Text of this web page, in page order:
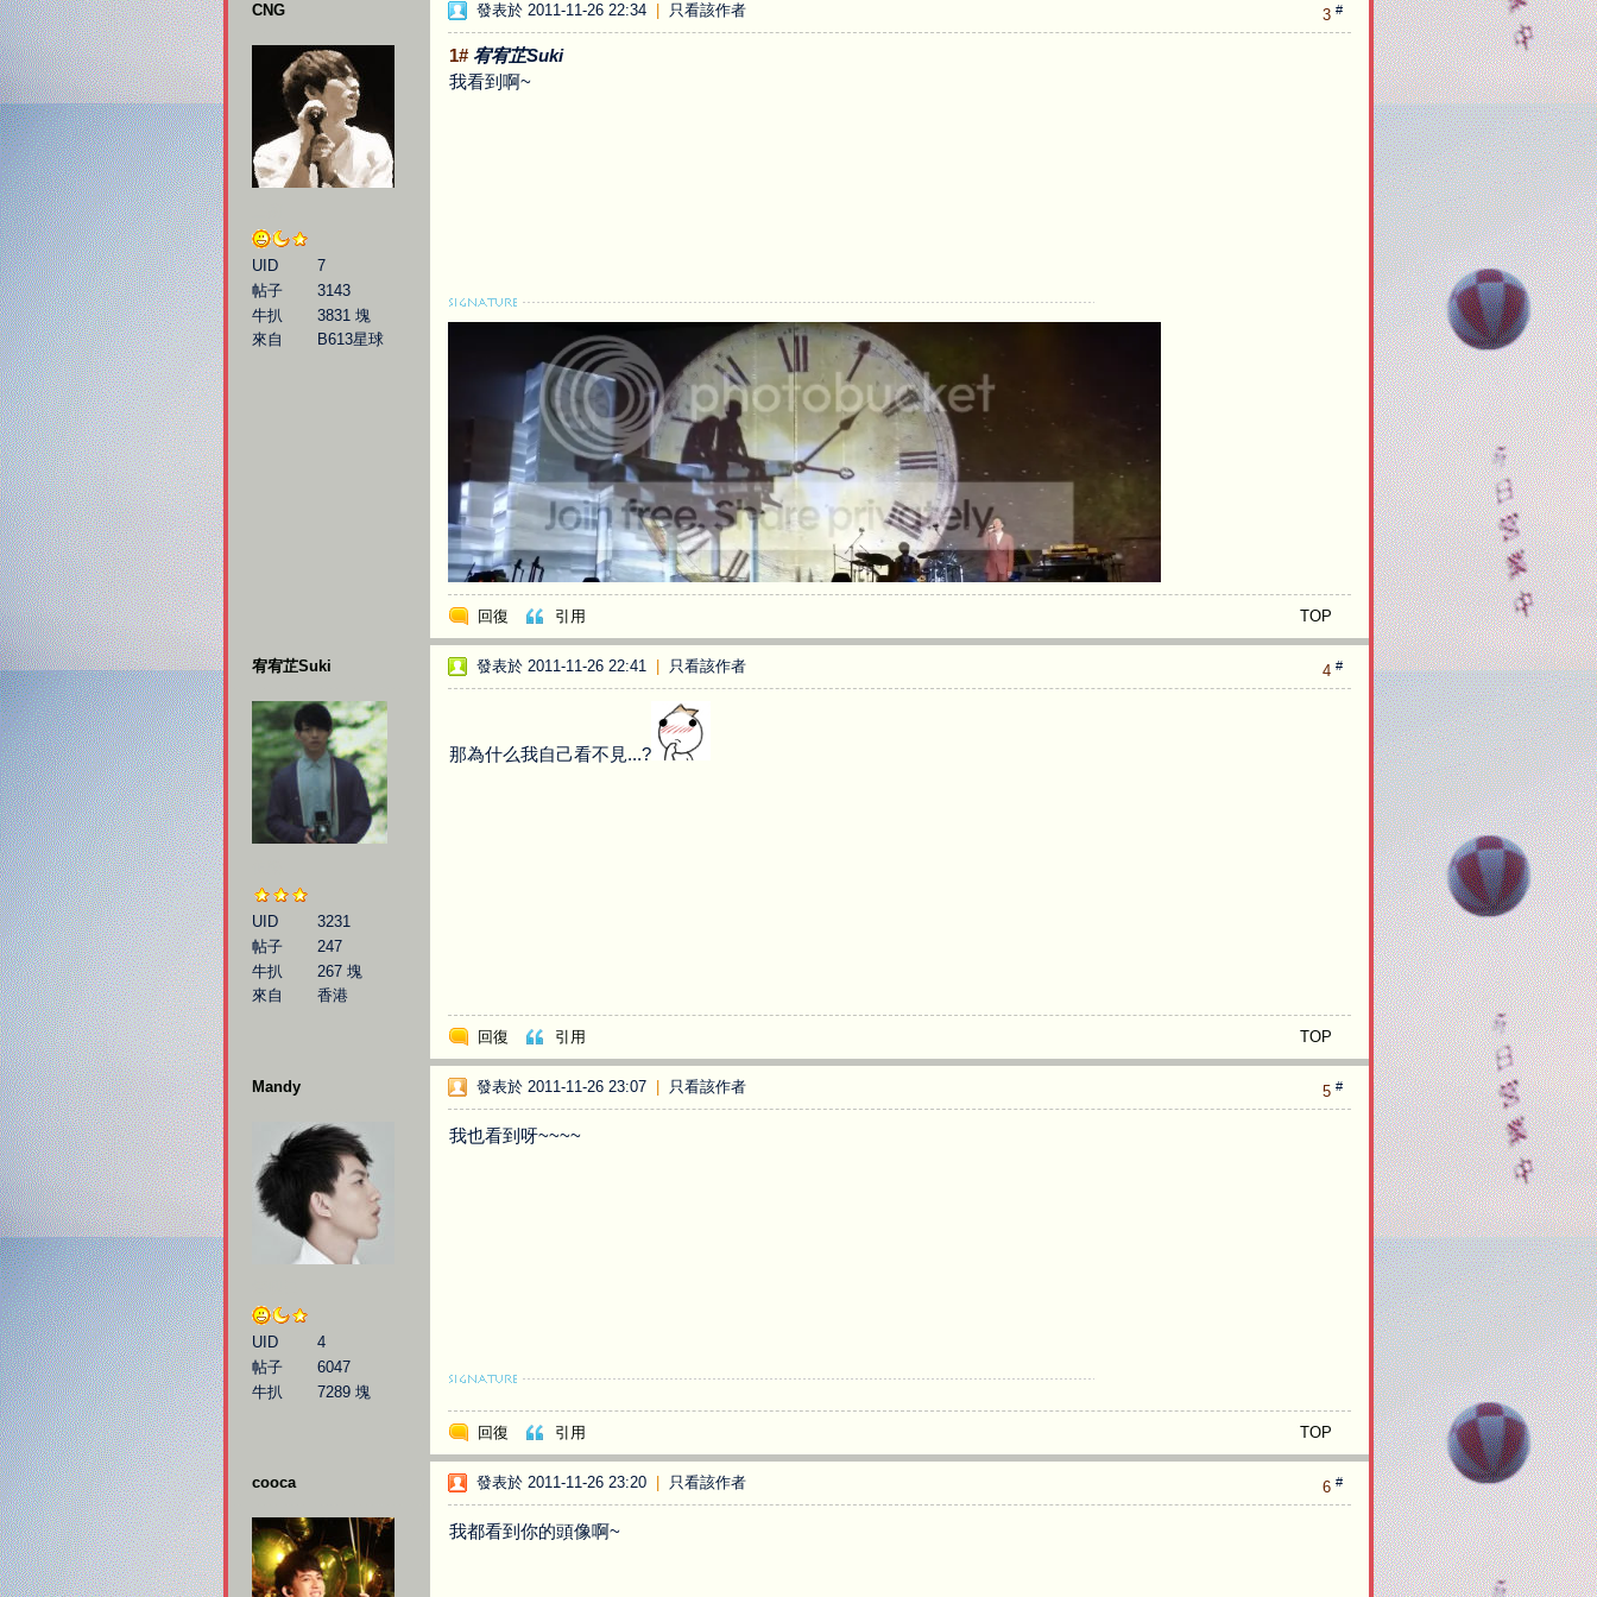
CNG
UID
7
帖子
3143
牛扒
3831 塊
來自
B613星球
3 #
發表於 2011-11-26 22:34 只看該作者
1# 宥宥芷Suki
我看到啊~
回復 引用 TOP
宥宥芷Suki
UID
3231
帖子
247
牛扒
267 塊
來自
香港
4 #
發表於 2011-11-26 22:41 只看該作者
那為什么我自己看不見...?
回復 引用 TOP
Mandy
UID
4
帖子
6047
牛扒
7289 塊
5 #
發表於 2011-11-26 23:07 只看該作者
我也看到呀~~~~
回復 引用 TOP
cooca 6 #
發表於 2011-11-26 23:20 只看該作者
我都看到你的頭像啊~